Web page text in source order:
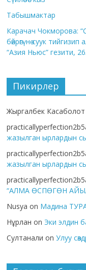
Табышмактар
Карачач Чокморова:
бөйрөгүнө суук
“Азия Ньюс” гезити,
Пикирлер
Жыргалбек Касаболот
жазылган ырлардын
жазылган ырлардын
“АЛМА ӨСПӨГӨН
Nusya on Мадина
Нұрлан on Эки элдин
Султанали onУлуу